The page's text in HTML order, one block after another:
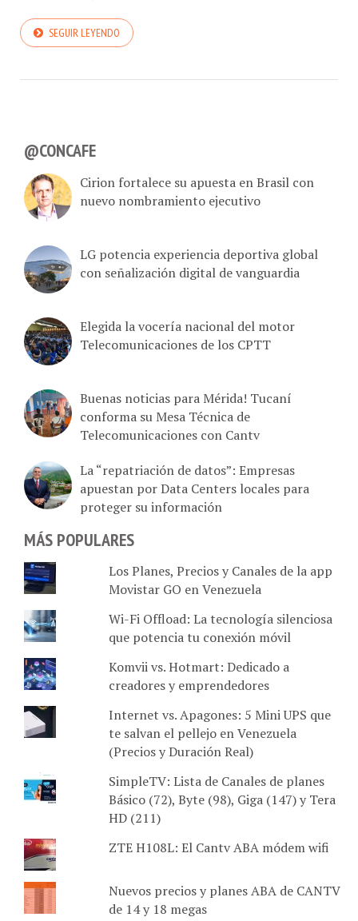
SEGUIR LEYENDO
@CONCAFE
Cirion fortalece su apuesta en Brasil con
nuevo nombramiento ejecutivo
LG potencia experiencia deportiva global
con señalización digital de vanguardia
Elegida la vocería nacional del motor
Telecomunicaciones de los CPTT
Buenas noticias para Mérida! Tucaní
conforma su Mesa Técnica de
Telecomunicaciones con Cantv
La “repatriación de datos”: Empresas
apuestan por Data Centers locales para
proteger su información
MÁS POPULARES
Los Planes, Precios y Canales de la app
Movistar GO en Venezuela
Wi-Fi Offload: La tecnología silenciosa
que potencia tu conexión móvil
Komvii vs. Hotmart: Dedicado a
creadores y emprendedores
Internet vs. Apagones: 5 Mini UPS que
te salvan el pellejo en Venezuela
(Precios y Duración Real)
SimpleTV: Lista de Canales de planes
Básico (72), Byte (98), Giga (147) y Tera
HD (211)
ZTE H108L: El Cantv ABA módem wifi
Nuevos precios y planes ABA de CANTV
de 14 y 18 megas